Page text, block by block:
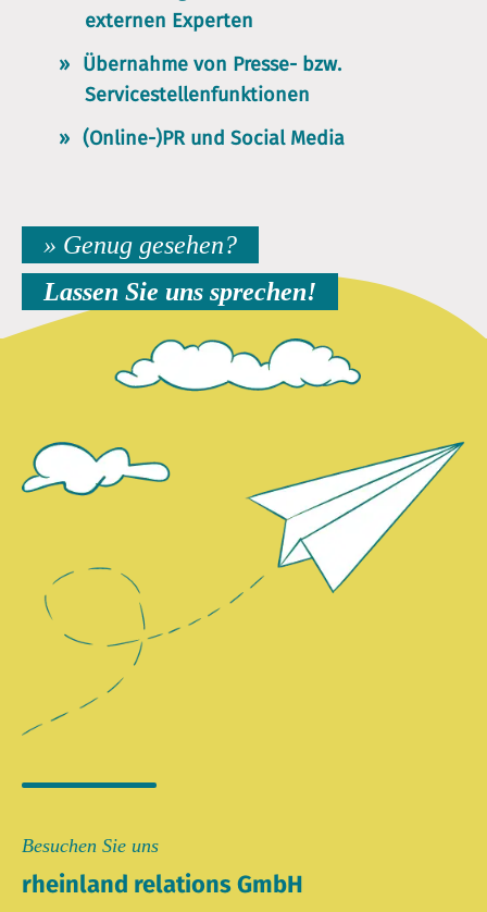
externen Experten
Übernahme von Presse- bzw.
Servicestellenfunktionen
(Online-)PRundSocial Media
» Genug gesehen?
Lassen Sie uns sprechen!
Besuchen Sie uns
rheinland relations GmbH